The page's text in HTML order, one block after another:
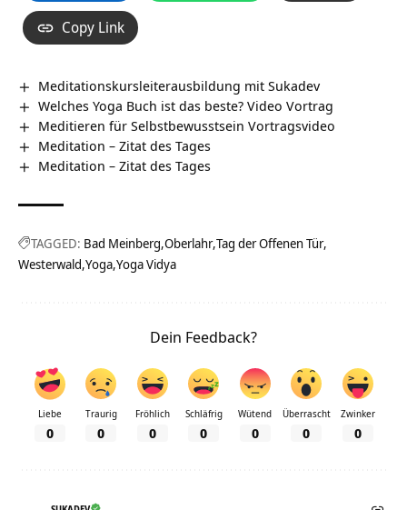
Copy Link
Meditationskursleiterausbildung mit Sukadev
Welches Yoga Buch ist das beste? Video Vortrag
Meditieren für Selbstbewusstsein Vortragsvideo
Meditation – Zitat des Tages
Meditation – Zitat des Tages
TAGGED: Bad Meinberg Oberlahr Tag der Offenen Tür
Westerwald Yoga Yoga Vidya
Dein Feedback?
Liebe
0
Traurig
0
Fröhlich
0
Schläfrig
0
Wütend
0
Überrascht
0
Zwinker
0